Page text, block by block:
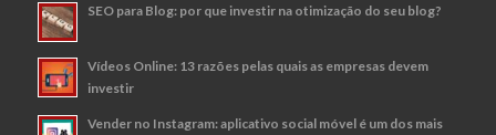
SEO para Blog: por que investir na otimização do seu blog?
Vídeos Online: 13 razões pelas quais as empresas devem
investir
Vender no Instagram: aplicativo social móvel é um dos mais